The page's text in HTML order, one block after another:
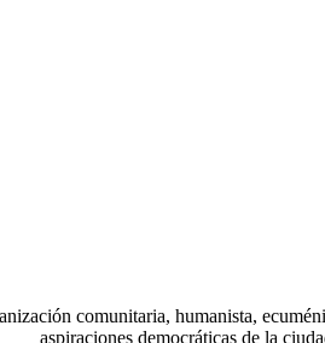
comunitaria, humanista,
aspiraciones democráticas de la